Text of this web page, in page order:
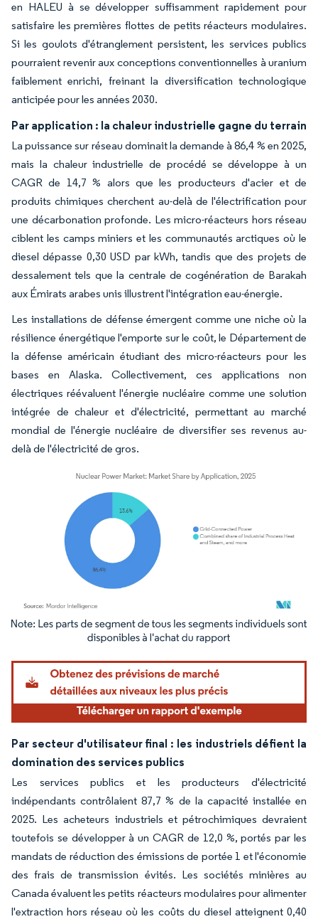
en HALEU à se développer suffisamment rapidement pour
satisfaire les premières flottes de petits réacteurs modulaires.
Si les goulots d'étranglement persistent, les services publics
pourraient revenir aux conceptions conventionnelles à uranium
faiblement enrichi, freinant la diversification technologique
anticipée pour les années 2030.
Par application : la chaleur industrielle gagne du terrain
La puissance sur réseau dominait la demande à 86,4 % en 2025,
mais la chaleur industrielle de procédé se développe à un
CAGR de 14,7 % alors que les producteurs d'acier et de
produits chimiques cherchent au-delà de l'électrification pour
une décarbonation profonde. Les micro-réacteurs hors réseau
ciblent les camps miniers et les communautés arctiques où le
diesel dépasse 0,30 USD par kWh, tandis que des projets de
dessalement tels que la centrale de cogénération de Barakah
aux Émirats arabes unis illustrent l'intégration eau-énergie.
Les installations de défense émergent comme une niche où la
résilience énergétique l'emporte sur le coût, le Département de
la défense américain étudiant des micro-réacteurs pour les
bases en Alaska. Collectivement, ces applications non
électriques réévaluent l'énergie nucléaire comme une solution
intégrée de chaleur et d'électricité, permettant au marché
mondial de l'énergie nucléaire de diversifier ses revenus au-
delà de l'électricité de gros.
Image © Mordor Intelligence. La réutilisation nécessite une attribution sous CC BY
Par secteur d'utilisateur final : les industriels défient la
domination des services publics
Les services publics et les producteurs d'électricité
indépendants contrôlaient 87,7 % de la capacité installée en
2025. Les acheteurs industriels et pétrochimiques devraient
toutefois se développer à un CAGR de 12,0 %, portés par les
mandats de réduction des émissions de portée 1 et l'économie
des frais de transmission évités. Les sociétés minières au
Canada évaluent les petits réacteurs modulaires pour alimenter
l'extraction hors réseau où les coûts du diesel atteignent 0,40